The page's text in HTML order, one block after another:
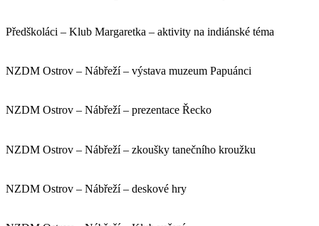
Předškoláci – Klub Margaretka – aktivity na indiánské téma
NZDM Ostrov – Nábřeží – výstava muzeum Papuánci
NZDM Ostrov – Nábřeží – prezentace Řecko
NZDM Ostrov – Nábřeží – zkoušky tanečního kroužku
NZDM Ostrov – Nábřeží – deskové hry